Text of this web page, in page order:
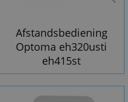
Afstandsbediening
Optoma eh320usti
eh415st